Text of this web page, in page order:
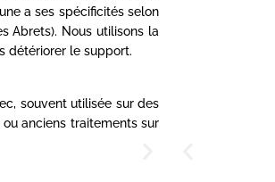
a ses spécificités selon
Abrets). Nous utilisons la
détériorer le support.
souvent utilisée sur des
anciens traitements sur